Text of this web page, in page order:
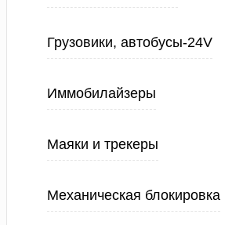
Грузовики, автобусы-24V
Иммобилайзеры
Маяки и трекеры
Механическая блокировка